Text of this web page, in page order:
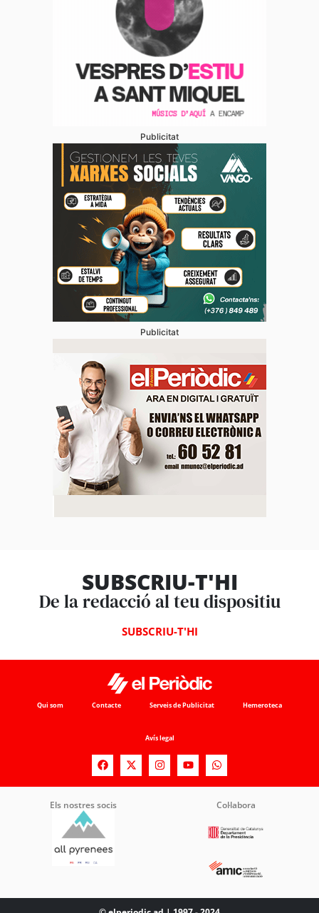
Publicitat
Publicitat
SUBSCRIU-T'HI
De la redacció al teu dispositiu
SUBSCRIU-T'HI
Qui som Contacte Serveis de Publicitat Hemeroteca
Avís legal
Els nostres socis Col·labora